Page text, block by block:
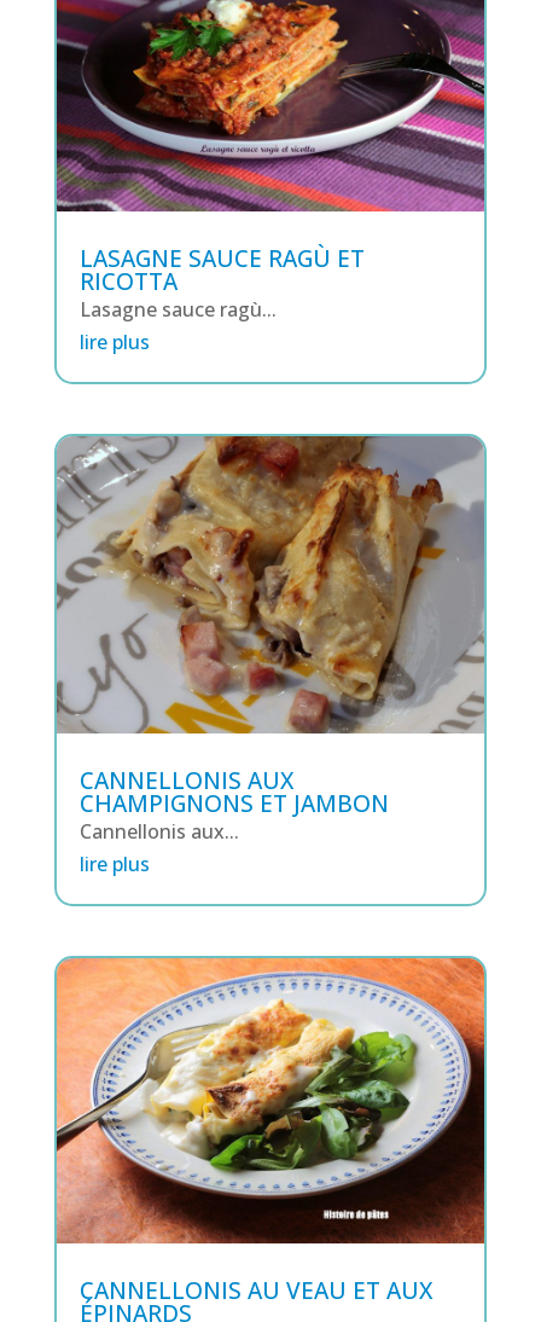
LASAGNE SAUCE RAGÙ ET
RICOTTA
Lasagne sauce ragù...
lire plus
CANNELLONIS AUX
CHAMPIGNONS ET JAMBON
Cannellonis aux...
lire plus
CANNELLONIS AU VEAU ET AUX
ÉPINARDS